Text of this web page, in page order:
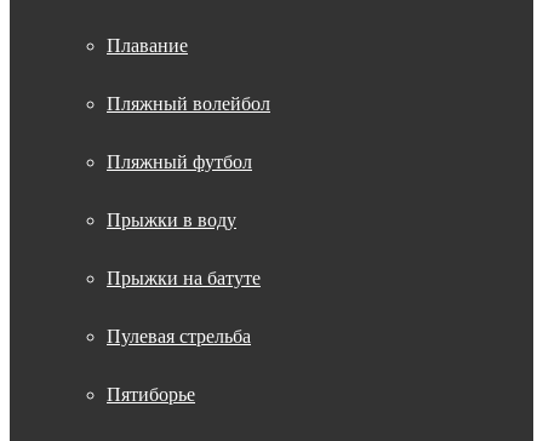
Плавание
Пляжный волейбол
Пляжный футбол
Прыжки в воду
Прыжки на батуте
Пулевая стрельба
Пятиборье